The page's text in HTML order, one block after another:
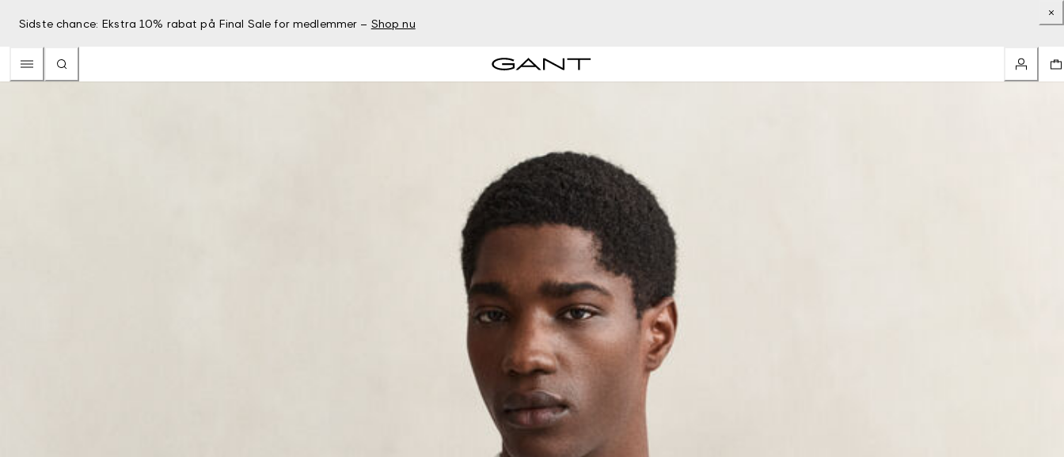
Sidste chance: Ekstra 10% rabat på Final Sale for medlemmer – Shop nu